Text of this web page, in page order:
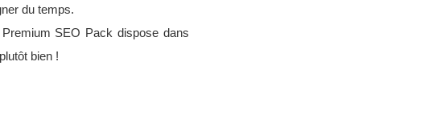
du temps.
SEO Pack dispose dans
bien !